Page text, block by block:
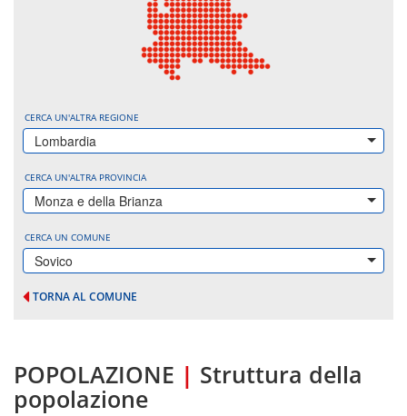
CERCA UN'ALTRA REGIONE
Lombardia
CERCA UN'ALTRA PROVINCIA
Monza e della Brianza
CERCA UN COMUNE
Sovico
TORNA AL COMUNE
POPOLAZIONE | Struttura della
popolazione